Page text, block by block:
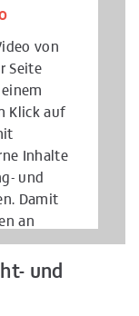
von
Seite
Klick auf
Inhalte
und
Damit
an
in und